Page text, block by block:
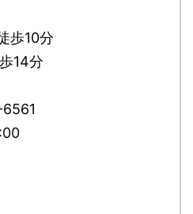
歩10分
14分